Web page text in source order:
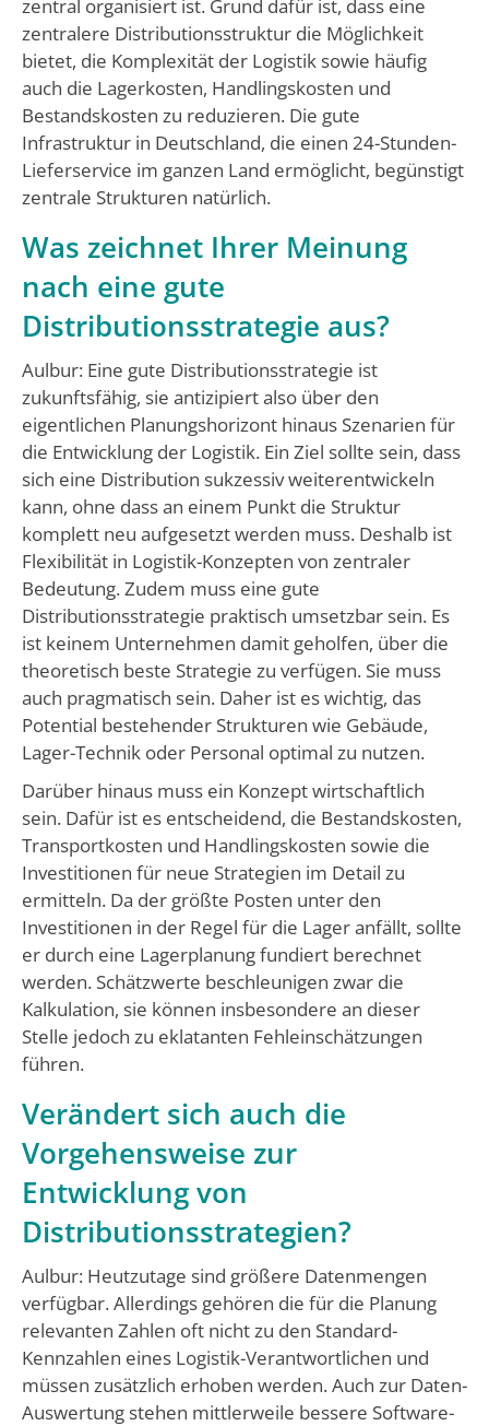
zentral organisiert ist. Grund dafür ist, dass eine
zentralere Distributionsstruktur die Möglichkeit
bietet, die Komplexität der Logistik sowie häufig
auch die Lagerkosten, Handlingskosten und
Bestandskosten zu reduzieren. Die gute
Infrastruktur in Deutschland, die einen 24-Stunden-
Lieferservice im ganzen Land ermöglicht, begünstigt
zentrale Strukturen natürlich.
Was zeichnet Ihrer Meinung
nach eine gute
Distributionsstrategie aus?
Aulbur: Eine gute Distributionsstrategie ist
zukunftsfähig, sie antizipiert also über den
eigentlichen Planungshorizont hinaus Szenarien für
die Entwicklung der Logistik. Ein Ziel sollte sein, dass
sich eine Distribution sukzessiv weiterentwickeln
kann, ohne dass an einem Punkt die Struktur
komplett neu aufgesetzt werden muss. Deshalb ist
Flexibilität in Logistik-Konzepten von zentraler
Bedeutung. Zudem muss eine gute
Distributionsstrategie praktisch umsetzbar sein. Es
ist keinem Unternehmen damit geholfen, über die
theoretisch beste Strategie zu verfügen. Sie muss
auch pragmatisch sein. Daher ist es wichtig, das
Potential bestehender Strukturen wie Gebäude,
Lager-Technik oder Personal optimal zu nutzen.
Darüber hinaus muss ein Konzept wirtschaftlich
sein. Dafür ist es entscheidend, die Bestandskosten,
Transportkosten und Handlingskosten sowie die
Investitionen für neue Strategien im Detail zu
ermitteln. Da der größte Posten unter den
Investitionen in der Regel für die Lager anfällt, sollte
er durch eine Lagerplanung fundiert berechnet
werden. Schätzwerte beschleunigen zwar die
Kalkulation, sie können insbesondere an dieser
Stelle jedoch zu eklatanten Fehleinschätzungen
führen.
Verändert sich auch die
Vorgehensweise zur
Entwicklung von
Distributionsstrategien?
Aulbur: Heutzutage sind größere Datenmengen
verfügbar. Allerdings gehören die für die Planung
relevanten Zahlen oft nicht zu den Standard-
Kennzahlen eines Logistik-Verantwortlichen und
müssen zusätzlich erhoben werden. Auch zur Daten-
Auswertung stehen mittlerweile bessere Software-